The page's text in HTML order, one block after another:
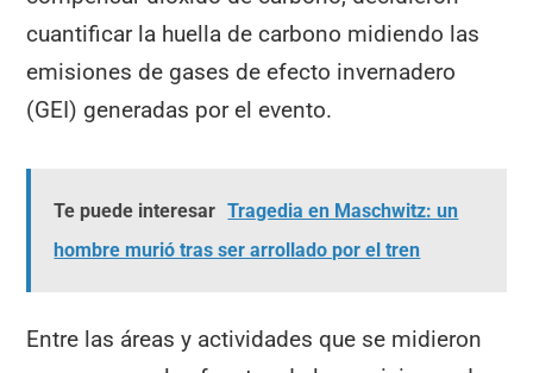
cuantificar la huella de carbono midiendo las
emisiones de gases de efecto invernadero
(GEI) generadas por el evento.
Te puede interesar Tragedia en Maschwitz: un
hombre murió tras ser arrollado por el tren
Entre las áreas y actividades que se midieron